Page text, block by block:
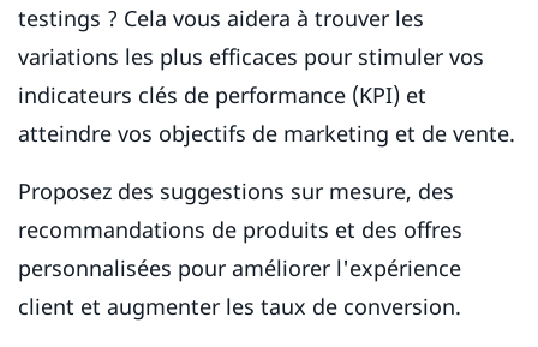
testings ? Cela vous aidera à trouver les
variations les plus efficaces pour stimuler vos
indicateurs clés de performance (KPI) et
atteindre vos objectifs de marketing et de vente.
Proposez des suggestions sur mesure, des
recommandations de produits et des offres
personnalisées pour améliorer l'expérience
client et augmenter les taux de conversion.